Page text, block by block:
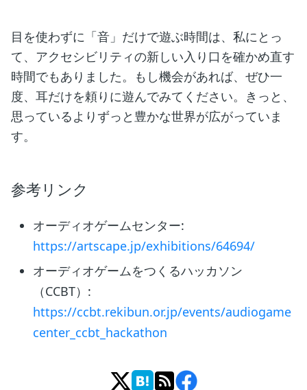
目を使わずに「音」だけで遊ぶ時間は、私にとっ
て、アクセシビリティの新しい入り口を確かめ直す
時間でもありました。もし機会があれば、ぜひ一
度、耳だけを頼りに遊んでみてください。きっと、
思っているよりずっと豊かな世界が広がっていま
す。
参考リンク
オーディオゲームセンター:
https://artscape.jp/exhibitions/64694/
オーディオゲームをつくるハッカソン
（CCBT）:
https://ccbt.rekibun.or.jp/events/audiogame
center_ccbt_hackathon